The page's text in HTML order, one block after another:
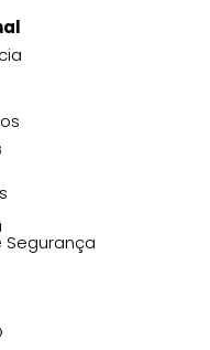
Segurança